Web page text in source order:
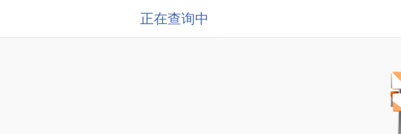
正在查询中